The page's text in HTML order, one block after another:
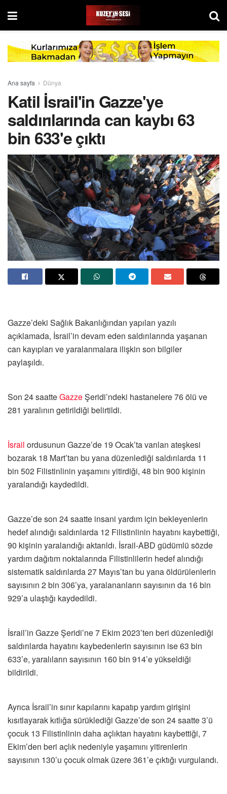
Ana sayfa Dünya
Katil İsrail'in Gazze'ye
saldırılarında can kaybı 63
bin 633'e çıktı
Gazze’deki Sağlık Bakanlığından yapılan yazılı
açıklamada, İsrail’in devam eden saldırılarında yaşanan
can kayıpları ve yaralanmalara ilişkin son bilgiler
paylaşıldı.
Son 24 saatteGazzeŞeridi’ndeki hastanelere 76 ölü ve
281 yaralının getirildiği belirtildi.
İsrail ordusunun Gazze’de 19 Ocak’ta varılan ateşkesi
bozarak 18 Mart’tan bu yana düzenlediği saldırılarda 11
bin 502 Filistinlinin yaşamını yitirdiği, 48 bin 900 kişinin
yaralandığı kaydedildi.
Gazze’de son 24 saatte insani yardım için bekleyenlerin
hedef alındığı saldırılarda 12 Filistinlinin hayatını kaybettiği,
90 kişinin yaralandığı aktarıldı. İsrail-ABD güdümlü sözde
yardım dağıtım noktalarında Filistinlilerin hedef alındığı
sistematik saldırılarda 27 Mayıs’tan bu yana öldürülenlerin
sayısının 2 bin 306’ya, yaralananların sayısının da 16 bin
929’a ulaştığı kaydedildi.
İsrail’in Gazze Şeridi’ne 7 Ekim 2023’ten beri düzenlediği
saldırılarda hayatını kaybedenlerin sayısının ise 63 bin
633’e, yaralıların sayısının 160 bin 914’e yükseldiği
bildirildi.
Ayrıca İsrail’in sınır kapılarını kapatıp yardım girişini
kısıtlayarak kıtlığa sürüklediği Gazze’de son 24 saatte 3’ü
çocuk 13 Filistinlinin daha açlıktan hayatını kaybettiği, 7
Ekim’den beri açlık nedeniyle yaşamını yitirenlerin
sayısının 130’u çocuk olmak üzere 361’e çıktığı vurgulandı.